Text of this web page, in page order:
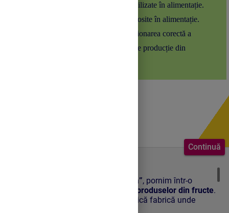
„Procese de bază”, pornim într-o
fructelor și a produselor din fructe.
Ne vom imagina că suntem într-o mică fabrică unde
Continuă
Clasificarea materiilor prime vegetale utilizate în alimentație.
Verificarea materiilor prime vegetale folosite în alimentație.
Implicarea activă și responsabilă în gestionarea corectă a
materiilor prime necesare în procesele de producție din